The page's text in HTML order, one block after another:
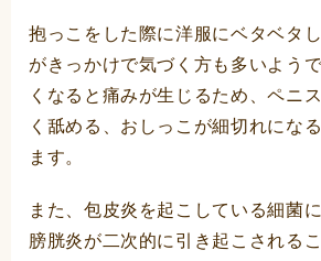
抱っこをした際に洋服にベタベタ
がきっかけで気づく方も多いよう
くなると痛みが生じるため、ペニ
く舐める、おしっこが細切れにな
ます。
また、包皮炎を起こしている細菌
膀胱炎が二次的に引き起こされる